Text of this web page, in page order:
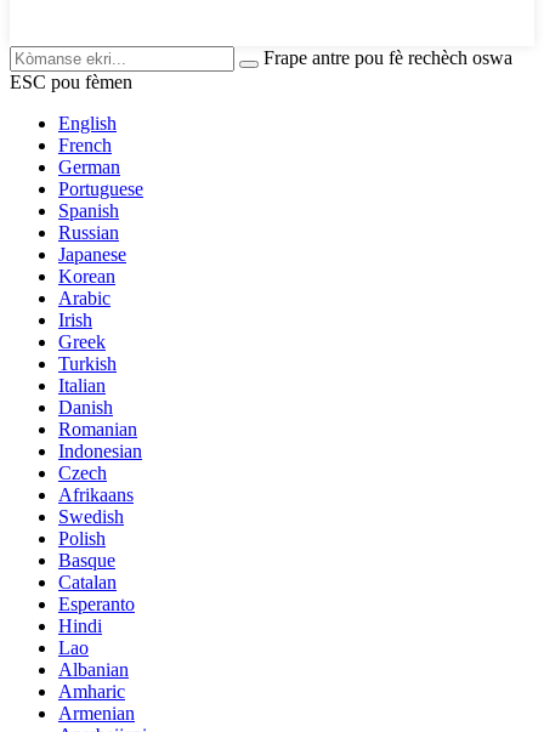
Frape antre pou fè rechèch oswa
ESC pou fèmen
English
French
German
Portuguese
Spanish
Russian
Japanese
Korean
Arabic
Irish
Greek
Turkish
Italian
Danish
Romanian
Indonesian
Czech
Afrikaans
Swedish
Polish
Basque
Catalan
Esperanto
Hindi
Lao
Albanian
Amharic
Armenian